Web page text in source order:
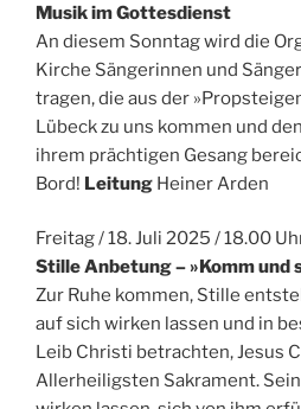
Musik im Gottesdienst
An diesem Sonntag wird die
Kirche Sängerinnen und
tragen, die aus der
Lübeck zu uns kommen und
ihrem prächtigen Gesang
Bord! Leitung Heiner Arden
Freitag / 18. Juli 2025 / 18.00
Stille Anbetung – »Komm und
Zur Ruhe kommen, Stille
auf sich wirken lassen und in
Leib Christi betrachten, Jesus
Allerheiligsten Sakrament.